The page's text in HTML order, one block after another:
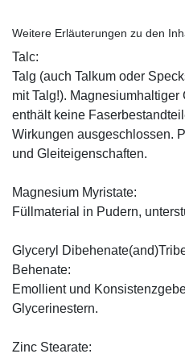
Weitere Erläuterungen zu den
Talc:
Talg (auch Talkum oder
mit Talg!).
enthält keine
Wirkungen ausgeschlossen.
und Gleiteigenschaften.
Magnesium Myristate:
Füllmaterial in Pudern,
Glyceryl
Behenate:
Emollient und
Glycerinestern.
Zinc Stearate: